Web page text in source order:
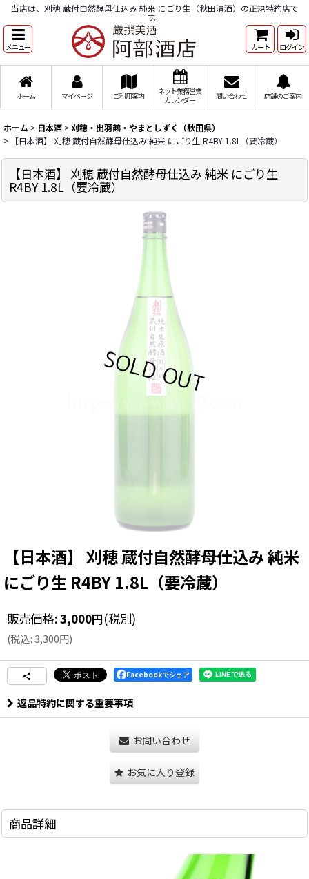
当店は、刈穂 蔵付自然酵母仕込み 純米 にごり生（秋田清酒）の正規特約店で
す。
メニュー カート ログイン
ホーム マイページ ご利用案内
ネット業務営業
カレンダー
問い合わせ 店舗のご案内
ホーム > 日本酒 >刈穂・出羽鶴・やまとしずく（秋田県）
>
【日本酒】 刈穂 蔵付自然酵母仕込み 純米 にごり生 R4BY 1.8L（要冷蔵）
【日本酒】 刈穂 蔵付自然酵母仕込み 純米 にごり生
R4BY 1.8L（要冷蔵）
【日本酒】 刈穂 蔵付自然酵母仕込み 純米
にごり生 R4BY 1.8L（要冷蔵）
販売価格:3,000円(税別)
(税込: 3,300円)
Facebookでシェア
返品特約に関する重要事項
お問い合わせ
お気に入り登録
商品詳細